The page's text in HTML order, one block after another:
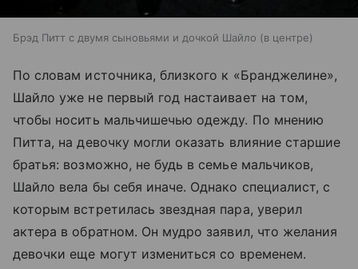
Брэд Питт с двумя сыновьями и дочкой Шайло (в центре)
По словам источника, близкого к «Бранджелине»,
Шайло уже не первый год настаивает на том,
чтобы носить мальчишечью одежду. По мнению
Питта, на девочку могли оказать влияние старшие
братья: возможно, не будь в семье мальчиков,
Шайло вела бы себя иначе. Однако специалист, с
которым встретилась звездная пара, уверил
актера в обратном. Он мудро заявил, что желания
девочки еще могут измениться со временем.